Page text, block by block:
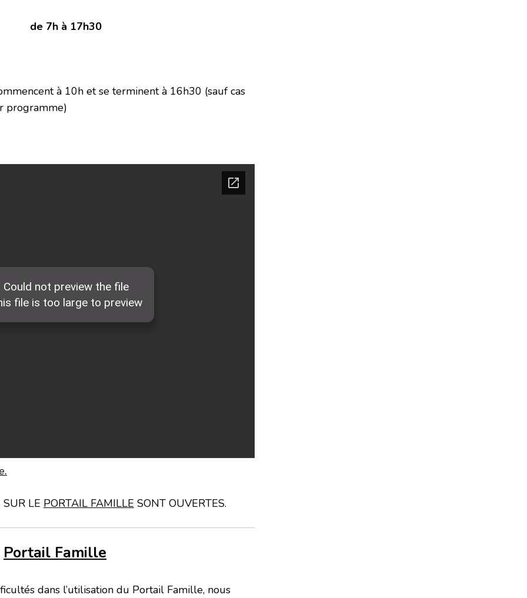
de 7h à 17h30
à 10h et se terminent à 16h30 (sauf cas
programme)
LE PORTAIL FAMILLE SONT OUVERTES.
Portail Famille
dans l’utilisation du Portail Famille, nous